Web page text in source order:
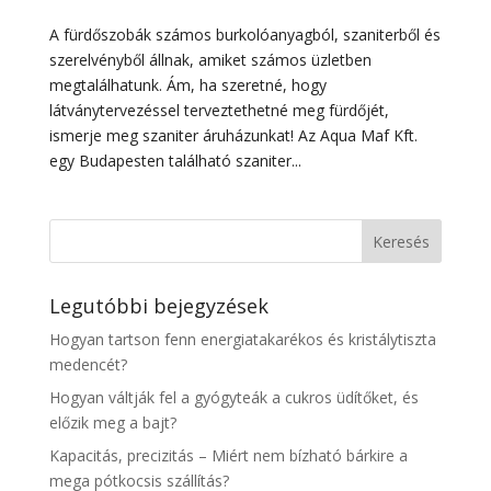
A fürdőszobák számos burkolóanyagból, szaniterből és
szerelvényből állnak, amiket számos üzletben
megtalálhatunk. Ám, ha szeretné, hogy
látványtervezéssel terveztethetné meg fürdőjét,
ismerje meg szaniter áruházunkat! Az Aqua Maf Kft.
egy Budapesten található szaniter...
Legutóbbi bejegyzések
Hogyan tartson fenn energiatakarékos és kristálytiszta
medencét?
Hogyan váltják fel a gyógyteák a cukros üdítőket, és
előzik meg a bajt?
Kapacitás, precizitás – Miért nem bízható bárkire a
mega pótkocsis szállítás?